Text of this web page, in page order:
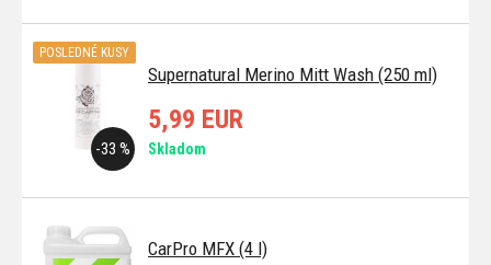
Supernatural Merino Mitt Wash (250 ml)
-33 %
POSLEDNÉ KUSY
5,99 EUR
Skladom
CarPro MFX (4 l)